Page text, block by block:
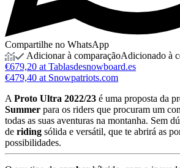
Compartilhe no WhatsApp
Adicionar à comparaçãoAdicionado à
€679,20 at Tablasdesnowboard.es
€479,40 at Snowpatriots.com
A Proto Ultra 2022/23 é uma proposta da
Summer para os riders que procuram um
todas as suas aventuras na montanha. Sem
de riding sólida e versátil, que te abrirá as
possibilidades.